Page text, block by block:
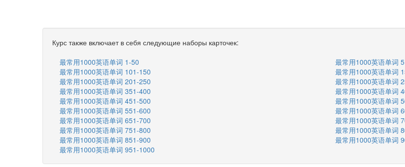
Курс также включает в себя следующие наборы карточек:
最常用1000英语单词 1-50
最常用1000英语单词
最常用1000英语单词 101-150
最常用1000英语单词
最常用1000英语单词 201-250
最常用1000英语单词
最常用1000英语单词 351-400
最常用1000英语单词
最常用1000英语单词 451-500
最常用1000英语单词
最常用1000英语单词 551-600
最常用1000英语单词
最常用1000英语单词 651-700
最常用1000英语单词
最常用1000英语单词 751-800
最常用1000英语单词
最常用1000英语单词 851-900
最常用1000英语单词
最常用1000英语单词 951-1000